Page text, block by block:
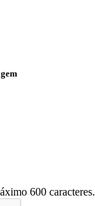
600 caracteres.